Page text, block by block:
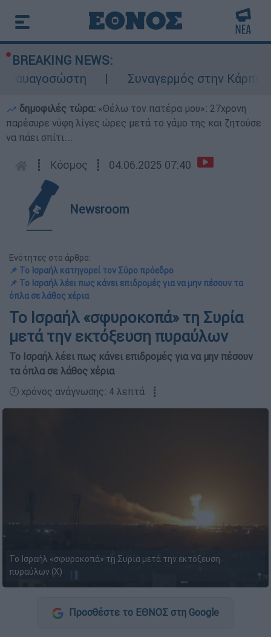
BREAKING NEWS:
Συναγερμός στην Κάρπαθο:
δημοφιλές τώρα: «Θέλω τον πατέρα μου»: 27χρονη
παρέσυρε νύφη λίγες ώρες μετά το γάμο της και ζητούσε
να πάει σπίτι...
┋ Κόσμος ┋ 04.06.2025 07:40
Newsroom
Ενότητες στο άρθρο:
📌 Το Ισραήλ κατηγορεί τον Σύρο πρόεδρο
📌 Το Ισραήλ λέει πως κάνει επιδρομές για να μην πέσουν τα
όπλα σε λάθος χέρια
Το Ισραήλ «σφυροκοπά» τη Συρία
μετά την εκτόξευση πυραύλων
Το Ισραήλ λέει πως κάνει επιδρομές για να μην πέσουν
τα όπλα σε λάθος χέρια
🕛 χρόνος ανάγνωσης: 4 λεπτά ┋
Το Ισραήλ «σφυροκοπά» τη Συρία μετά την εκτόξευση
πυραύλων (Χ)
Προσθέστε το ΕΘΝΟΣ στη Google